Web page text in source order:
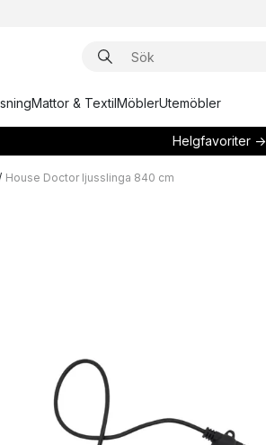
Mattor & TextilMöblerUtemöbler
Helgfavoriter →
House Doctor ljusslinga 840 cm